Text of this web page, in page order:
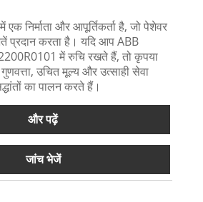
निर्माता और आपूर्तिकर्ता है, जो पेशेवर
प्रदान करता है। यदि आप ABB
में रुचि रखते हैं, तो कृपया
उचित मूल्य और उत्साही सेवा
का पालन करते हैं।
और पढ़ें
जांच भेजें